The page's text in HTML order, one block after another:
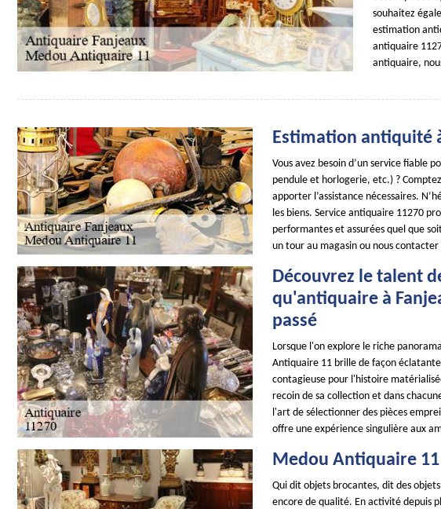
souhaitez
estimation
antiquaire
antiquaire,
Estimation antiquité
Vous avez besoin d’un service fiable
pendule et horlogerie, etc.) ?
apporter l’assistance nécessaires.
les biens. Service antiquaire 11270
performantes et assurées quel que
un tour au magasin ou nous
Découvrez le talent
qu'antiquaire à
passé
Lorsque l'on explore le riche
Antiquaire 11 brille de façon
contagieuse pour l'histoire
recoin de sa collection et dans
l'art de sélectionner des pièces
offre une expérience singulière aux
Medou Antiquaire
Qui dit objets brocantes, dit des
encore de qualité. En activité depuis